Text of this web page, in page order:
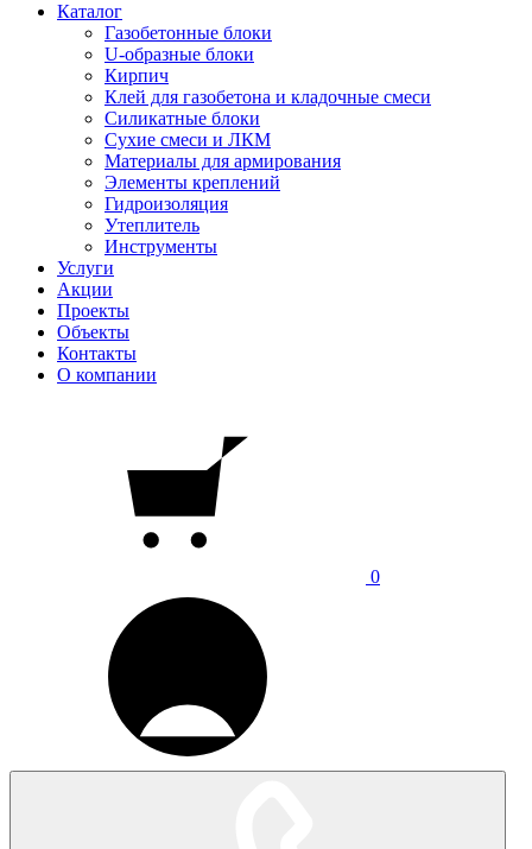
Каталог
Газобетонные блоки
U-образные блоки
Кирпич
Клей для газобетона и кладочные смеси
Силикатные блоки
Сухие смеси и ЛКМ
Материалы для армирования
Элементы креплений
Гидроизоляция
Утеплитель
Инструменты
Услуги
Акции
Проекты
Объекты
Контакты
О компании
0